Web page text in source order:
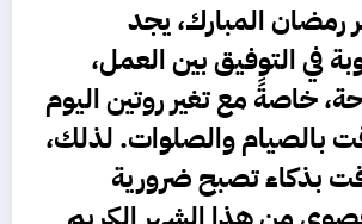
رمضانالمبارك، يجد
في التوفيق بينالعمل،
، خاصةً مع تغير روتين اليوم
بالصيام والصلوات. لذلك،
بذكاءتصبح ضرورية